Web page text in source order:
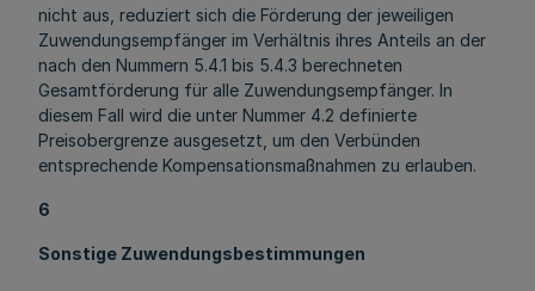
nicht aus, reduziert sich die Förderung der jeweiligen
Zuwendungsempfänger im Verhältnis ihres Anteils an der
nach den Nummern 5.4.1 bis 5.4.3 berechneten
Gesamtförderung für alle Zuwendungsempfänger. In
diesem Fall wird die unter Nummer 4.2 definierte
Preisobergrenze ausgesetzt, um den Verbünden
entsprechende Kompensationsmaßnahmen zu erlauben.
6
Sonstige Zuwendungsbestimmungen